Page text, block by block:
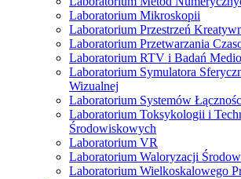
Laboratorium Mikroskopii
Laboratorium Przestrzeń
Laboratorium Przetwarzania
Laboratorium RTV i Badań
Laboratorium Symulatora
Wizualnej
Laboratorium Systemów
Laboratorium Toksykologii i
Środowiskowych
Laboratorium VR
Laboratorium Waloryzacji
Laboratorium Wielkoskalowego